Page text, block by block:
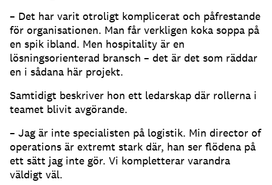
– Det har varit otroligt komplicerat och påfrestande
för organisationen. Man får verkligen koka soppa på
en spik ibland. Men hospitality är en
lösningsorienterad bransch – det är det som räddar
en i sådana här projekt.
Samtidigt beskriver hon ett ledarskap där rollerna i
teamet blivit avgörande.
– Jag är inte specialisten på logistik. Min director of
operations är extremt stark där, han ser flödena på
ett sätt jag inte gör. Vi kompletterar varandra
väldigt väl.